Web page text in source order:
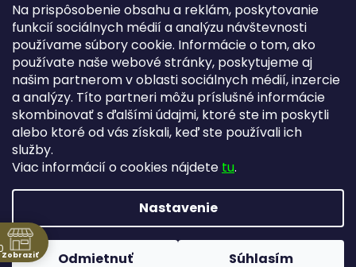
Na prispôsobenie obsahu a reklám, poskytovanie
funkcií sociálnych médií a analýzu návštevnosti
používame súbory cookie. Informácie o tom, ako
používate naše webové stránky, poskytujeme aj
našim partnerom v oblasti sociálnych médií, inzercie
a analýzy. Títo partneri môžu príslušné informácie
skombinovať s ďalšími údajmi, ktoré ste im poskytli
alebo ktoré od vás získali, keď ste používali ich
služby.
Viac informácií o cookies nájdete tu.
Nastavenie
Odmietnuť Súhlasím
Sledovať na Instagrame
Fortuna Aurum na Heureka.sk
Copyright 2026Zlatníctvo Žatecký, s.r.o.. Všetky práva
vyhradené.
Upraviť nastavenie cookies
Zobraziť